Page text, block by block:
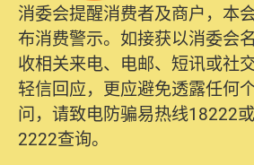
消委会提醒消费者及商户，本
布消费警示。如接获以消委会
收相关来电、电邮、短讯或社
轻信回应，更应避免透露任何
问，请致电防骗易热线18222
2222查询。